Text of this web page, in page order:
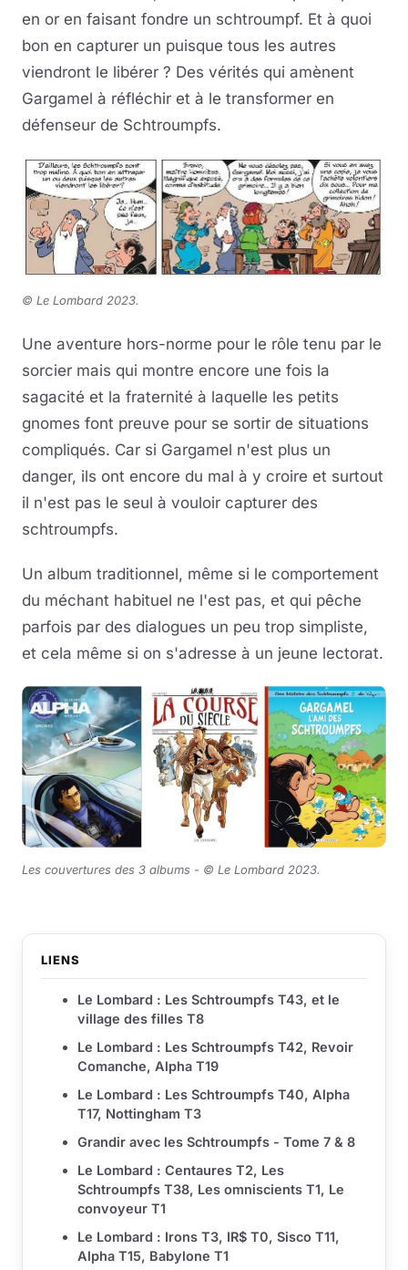
en or en faisant fondre un schtroumpf. Et à quoi
bon en capturer un puisque tous les autres
viendront le libérer ? Des vérités qui amènent
Gargamel à réfléchir et à le transformer en
défenseur de Schtroumpfs.
© Le Lombard 2023.
Une aventure hors-norme pour le rôle tenu par le
sorcier mais qui montre encore une fois la
sagacité et la fraternité à laquelle les petits
gnomes font preuve pour se sortir de situations
compliqués. Car si Gargamel n'est plus un
danger, ils ont encore du mal à y croire et surtout
il n'est pas le seul à vouloir capturer des
schtroumpfs.
Un album traditionnel, même si le comportement
du méchant habituel ne l'est pas, et qui pêche
parfois par des dialogues un peu trop simpliste,
et cela même si on s'adresse à un jeune lectorat.
Les couvertures des 3 albums - © Le Lombard 2023.
LIENS
Le Lombard : Les Schtroumpfs T43, et le
village des filles T8
Le Lombard : Les Schtroumpfs T42, Revoir
Comanche, Alpha T19
Le Lombard : Les Schtroumpfs T40, Alpha
T17, Nottingham T3
Grandir avec les Schtroumpfs - Tome 7 & 8
Le Lombard : Centaures T2, Les
Schtroumpfs T38, Les omniscients T1, Le
convoyeur T1
Le Lombard : Irons T3, IR$ T0, Sisco T11,
Alpha T15, Babylone T1